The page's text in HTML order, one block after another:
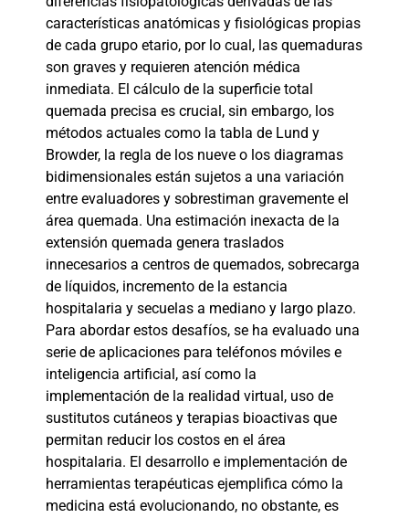
características anatómicas y fisiológicas propias
de cada grupo etario, por lo cual, las quemaduras
son graves y requieren atención médica
inmediata. El cálculo de la superficie total
quemada precisa es crucial, sin embargo, los
métodos actuales como la tabla de Lund y
Browder, la regla de los nueve o los diagramas
bidimensionales están sujetos a una variación
entre evaluadores y sobrestiman gravemente el
área quemada. Una estimación inexacta de la
extensión quemada genera traslados
innecesarios a centros de quemados, sobrecarga
de líquidos, incremento de la estancia
hospitalaria y secuelas a mediano y largo plazo.
Para abordar estos desafíos, se ha evaluado una
serie de aplicaciones para teléfonos móviles e
inteligencia artificial, así como la
implementación de la realidad virtual, uso de
sustitutos cutáneos y terapias bioactivas que
permitan reducir los costos en el área
hospitalaria. El desarrollo e implementación de
herramientas terapéuticas ejemplifica cómo la
medicina está evolucionando, no obstante, es